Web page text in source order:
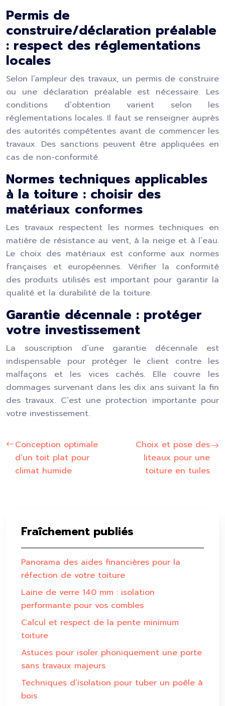
Permis de
construire/déclaration préalable
: respect des réglementations
locales
Selon l’ampleur des travaux, un permis de construire
ou une déclaration préalable est nécessaire. Les
conditions d’obtention varient selon les
réglementations locales. Il faut se renseigner auprès
des autorités compétentes avant de commencer les
travaux. Des sanctions peuvent être appliquées en
cas de non-conformité.
Normes techniques applicables
à la toiture : choisir des
matériaux conformes
Les travaux respectent les normes techniques en
matière de résistance au vent, à la neige et à l’eau.
Le choix des matériaux est conforme aux normes
françaises et européennes. Vérifier la conformité
des produits utilisés est important pour garantir la
qualité et la durabilité de la toiture.
Garantie décennale : protéger
votre investissement
La souscription d’une garantie décennale est
indispensable pour protéger le client contre les
malfaçons et les vices cachés. Elle couvre les
dommages survenant dans les dix ans suivant la fin
des travaux. C’est une protection importante pour
votre investissement.
Conception optimale
d’un toit plat pour
climat humide
Choix et pose des
liteaux pour une
toiture en tuiles
Fraîchement publiés
Panorama des aides financières pour la
réfection de votre toiture
Laine de verre 140 mm : isolation
performante pour vos combles
Calcul et respect de la pente minimum
toiture
Astuces pour isoler phoniquement une porte
sans travaux majeurs
Techniques d’isolation pour tuber un poêle à
bois